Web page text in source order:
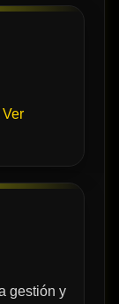
Ver
gestión y